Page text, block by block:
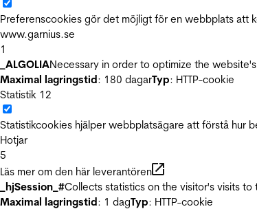
Preferenscookies gör det möjligt för en webbplats att
www.garnius.se
1
_ALGOLIANecessary in order to optimize the
Maximal lagringstid: 180 dagarTyp: HTTP-cookie
Statistik 12
Statistikcookies hjälper webbplatsägare att förstå hur
Hotjar
5
Läs mer om den här leverantören
_hjSession_#Collects statistics on the visitor's visits
Maximal lagringstid: 1 dagTyp: HTTP-cookie